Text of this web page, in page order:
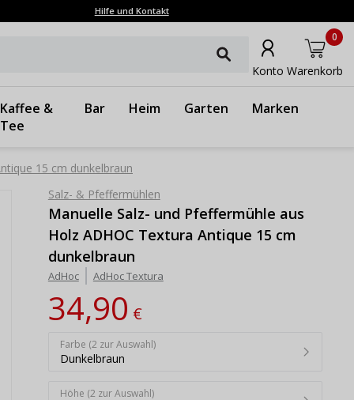
Hilfe und Kontakt
Konto Warenkorb
0
Kaffee &
Tee
Bar Heim Garten Marken
15 cm dunkelbraun
Salz- & Pfeffermühlen
Manuelle Salz- und Pfeffermühle aus
Holz ADHOC Textura Antique 15 cm
dunkelbraun
AdHoc AdHoc Textura
34,90€
Farbe (2 zur Auswahl)
Dunkelbraun
Höhe (2 zur Auswahl)